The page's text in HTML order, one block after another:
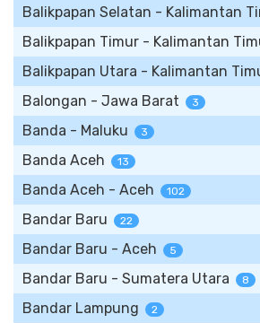
Balikpapan Selatan - Kalimantan
Balikpapan Timur - Kalimantan
Balikpapan Utara - Kalimantan
Balongan - Jawa Barat 3
Banda - Maluku 3
Banda Aceh 13
Banda Aceh - Aceh 102
Bandar Baru 22
Bandar Baru - Aceh 5
Bandar Baru - Sumatera Utara 8
Bandar Lampung 2